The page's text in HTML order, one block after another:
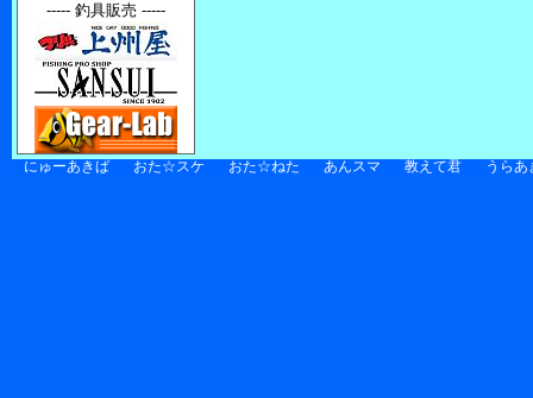
----- 釣具販売 -----
にゅーあきば おた☆スケ おた☆ねた あんスマ 教えて君 うらあ